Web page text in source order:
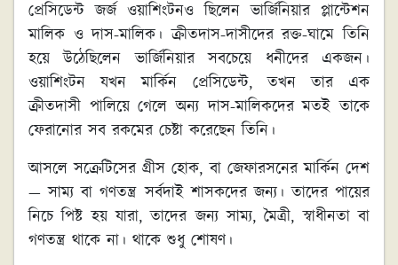
প্রেসিডেন্ট জর্জ ওয়াশিংটনও ছিলেন ভার্জিনিয়ার প্লান্টেশন
মালিক ও দাস-মালিক। ক্রীতদাস-দাসীদের রক্ত-ঘামে তিনি
হয়ে উঠেছিলেন ভার্জিনিয়ার সবচেয়ে ধনীদের একজন।
ওয়াশিংটন যখন মার্কিন প্রেসিডেন্ট, তখন তার এক
ক্রীতদাসী পালিয়ে গেলে অন্য দাস-মালিকদের মতই তাকে
ফেরানোর সব রকমের চেষ্টা করেছেন তিনি।
আসলে সক্রেটিসের গ্রীস হোক, বা জেফারসনের মার্কিন দেশ
— সাম্য বা গণতন্ত্র সর্বদাই শাসকদের জন্য। তাদের পায়ের
নিচে পিষ্ট হয় যারা, তাদের জন্য সাম্য, মৈত্রী, স্বাধীনতা বা
গণতন্ত্র থাকে না। থাকে শুধু শোষণ।